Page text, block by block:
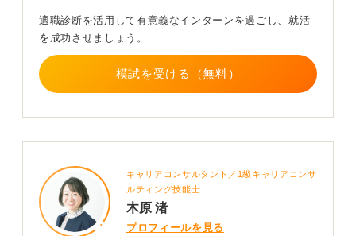
員として着実に貢献できる人材であることをしっかりと
伝えましょう。
適職診断を活用して有意義なインターンを過ごし、就活
を成功させましょう。
模試を受ける（無料）
キャリアコンサルタント／1級キャリアコンサ
ルティング技能士
木原 渚
プロフィールを見る